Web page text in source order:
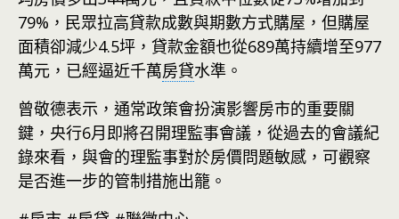
79%，民眾拉高貸款成數與期數方式購屋，但購屋
面積卻減少4.5坪，貸款金額也從689萬持續增至977
萬元，已經逼近千萬房貸水準。
曾敬德表示，通常政策會扮演影響房市的重要關
鍵，央行6月即將召開理監事會議，從過去的會議紀
錄來看，與會的理監事對於房價問題敏感，可觀察
是否進一步的管制措施出籠。